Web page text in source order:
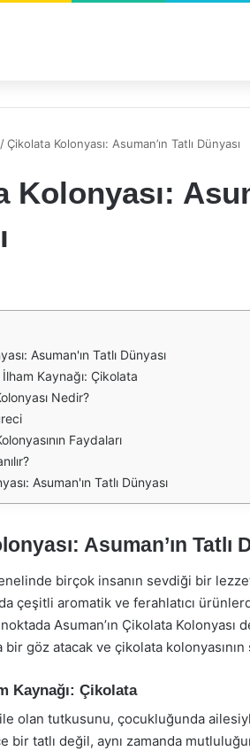
/Çikolata Kolonyası: Asuman’ın Tatlı Dünyası
Kolonyası:
Asuman'ın Tatlı Dünyası
İlham Kaynağı: Çikolata
Nedir?
Faydaları
Asuman'ın Tatlı Dünyası
Asuman’ın Tatlı
birçok insanın sevdiği bir
çeşitli aromatik ve ferahlatıcı
Asuman’ın Çikolata Kolonyası
bir göz atacak ve çikolata
Kaynağı: Çikolata
olan tutkusunu, çocukluğunda
bir tatlı değil, aynı zamanda